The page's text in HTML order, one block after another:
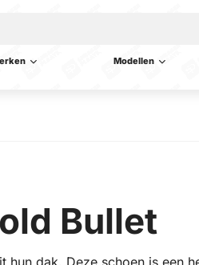
Modellen
Bullet
hun dak. Deze schoen is een